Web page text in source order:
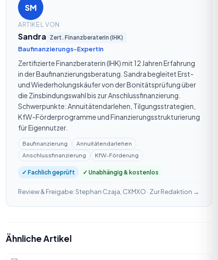
SM
ARTIKEL VON
Sandra Zert. Finanzberaterin (IHK)
Baufinanzierungs-Expertin
Zertifizierte Finanzberaterin (IHK) mit 12 Jahren Erfahrung
in der Baufinanzierungsberatung. Sandra begleitet Erst-
und Wiederholungskäufer von der Bonitätsprüfung über
die Zinsbindungswahl bis zur Anschlussfinanzierung.
Schwerpunkte: Annuitätendarlehen, Tilgungsstrategien,
KfW-Förderprogramme und Finanzierungsstrukturierung
für Eigennutzer.
Baufinanzierung
Annuitätendarlehen
Anschlussfinanzierung
KfW-Förderung
✓ Fachlich geprüft ✓ Unabhängig & kostenlos
Review & Freigabe: Stephan Czaja, CXMXO · Zur Redaktion →
Ähnliche Artikel